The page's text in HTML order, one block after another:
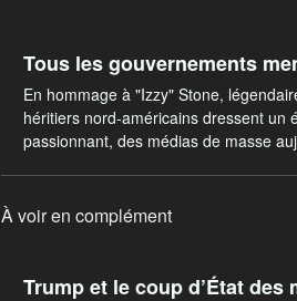
Tous les gouvernements
En hommage à "Izzy" Stone,
héritiers nord-américains dressent un
passionnant, des médias de masse
À voir en complément
Trump et le coup d’État